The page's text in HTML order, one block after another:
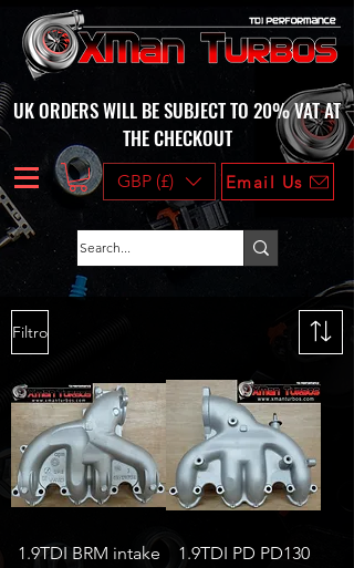
UK ORDERS WILL BE SUBJECT TO 20% VAT AT
THE CHECKOUT
GBP (£) Email Us
Filtro
1.9TDI BRM intake
1.9TDI PD PD130